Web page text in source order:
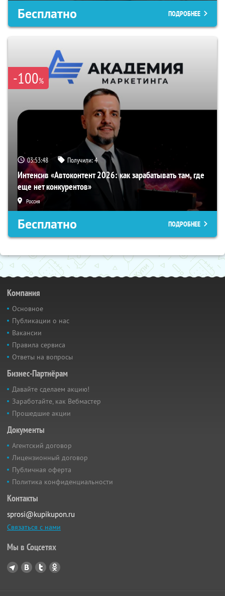
Бесплатно ПОДРОБНЕЕ
-100%
03:53:48 Получили:4
Интенсив «Автоконтент 2026: как зарабатывать там, где
еще нет конкурентов»
Россия
Бесплатно ПОДРОБНЕЕ
Компания
Основное
Публикации о нас
Вакансии
Правила сервиса
Ответы на вопросы
Бизнес-Партнёрам
Давайте сделаем акцию!
Заработайте, как Вебмастер
Прошедшие акции
Документы
Агентский договор
Лицензионный договор
Публичная оферта
Политика конфиденциальности
Контакты
sprosi@kupikupon.ru
Связаться с нами
Мы в Соцсетях